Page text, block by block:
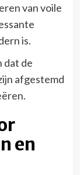
van voile
is.
dat de
afgestemd
en